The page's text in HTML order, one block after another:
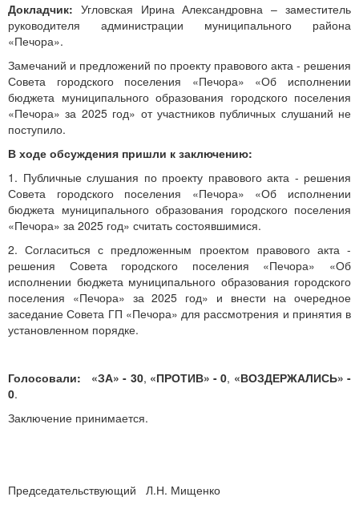
Докладчик: Угловская Ирина Александровна – заместитель
руководителя администрации муниципального района
«Печора».
Замечаний и предложений по проекту правового акта - решения
Совета городского поселения «Печора» «Об исполнении
бюджета муниципального образования городского поселения
«Печора» за 2025 год» от участников публичных слушаний не
поступило.
В ходе обсуждения пришли к заключению:
1. Публичные слушания по проекту правового акта - решения
Совета городского поселения «Печора» «Об исполнении
бюджета муниципального образования городского поселения
«Печора» за 2025 год» считать состоявшимися.
2. Согласиться с предложенным проектом правового акта -
решения Совета городского поселения «Печора» «Об
исполнении бюджета муниципального образования городского
поселения «Печора» за 2025 год» и внести на очередное
заседание Совета ГП «Печора» для рассмотрения и принятия в
установленном порядке.
Голосовали: «ЗА» - 30, «ПРОТИВ» - 0, «ВОЗДЕРЖАЛИСЬ» -
0.
Заключение принимается.
Председательствующий Л.Н. Мищенко